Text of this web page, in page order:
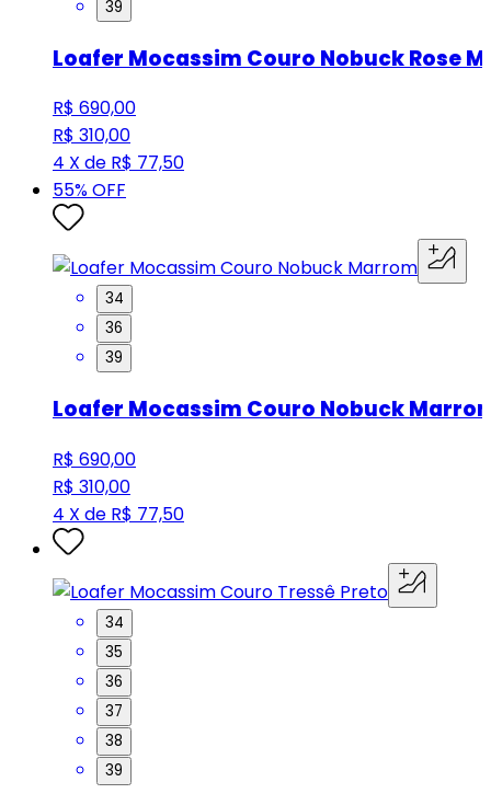
39
Loafer Mocassim Couro Nobuck Rose
R$ 690,00
R$ 310,00
4 X de R$ 77,50
55% OFF
34
36
39
Loafer Mocassim Couro Nobuck
R$ 690,00
R$ 310,00
4 X de R$ 77,50
34
35
36
37
38
39